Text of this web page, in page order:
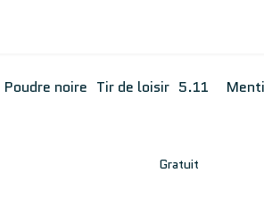
Poudre noire Tir de loisir 5.11
Gratuit